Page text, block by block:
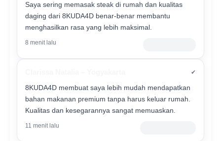
Saya sering memasak steak di rumah dan kualitas
daging dari 8KUDA4D benar-benar membantu
menghasilkan rasa yang lebih maksimal.
8 menit lalu
✔
8KUDA4D membuat saya lebih mudah mendapatkan
bahan makanan premium tanpa harus keluar rumah.
Kualitas dan kesegarannya sangat memuaskan.
11 menit lalu